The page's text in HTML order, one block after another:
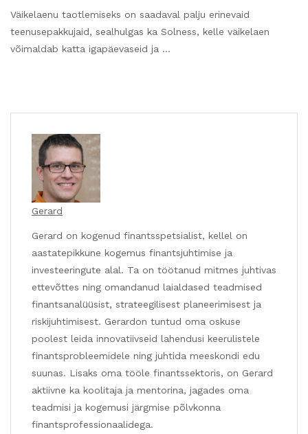
Väikelaenu taotlemiseks on saadaval palju erinevaid
teenusepakkujaid, sealhulgas ka Solness, kelle väikelaen
võimaldab katta igapäevaseid ja …
Gerard
Gerard on kogenud finantsspetsialist, kellel on
aastatepikkune kogemus finantsjuhtimise ja
investeeringute alal. Ta on töötanud mitmes juhtivas
ettevõttes ning omandanud laialdased teadmised
finantsanalüüsist, strateegilisest planeerimisest ja
riskijuhtimisest. Gerardon tuntud oma oskuse
poolest leida innovatiivseid lahendusi keerulistele
finantsprobleemidele ning juhtida meeskondi edu
suunas. Lisaks oma tööle finantssektoris, on Gerard
aktiivne ka koolitaja ja mentorina, jagades oma
teadmisi ja kogemusi järgmise põlvkonna
finantsprofessionaalidega.